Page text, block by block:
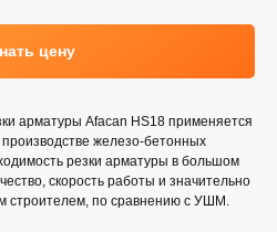
цену
арматуры Afacan HS18 применяется
железо-бетонных
резки арматуры в большом
скорость работы и значительно
строителем, по сравнению с УШМ.